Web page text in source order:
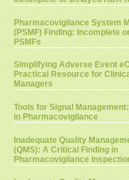
Pharmacovigilance System
(PSMF) Finding: Incomplete
PSMFs
Simplifying Adverse Event
Practical Resource for
Managers
Tools for Signal
in Pharmacovigilance
Inadequate Quality
(QMS): A Critical Finding in
Pharmacovigilance